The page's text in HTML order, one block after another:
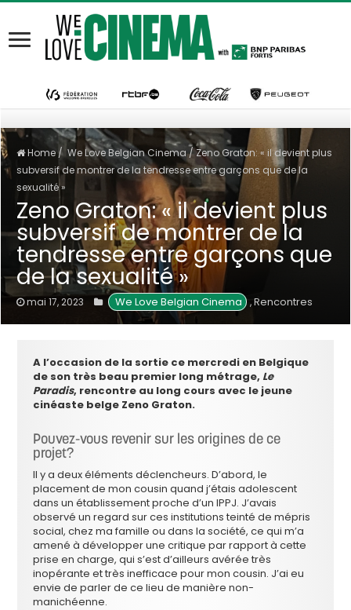
Home/ We Love Belgian Cinema /Zeno Graton: « il devient plus
subversif de montrer de la tendresse entre garçons que de la
sexualité »
Zeno Graton: « il devient plus
subversif de montrer de la
tendresse entre garçons que
de la sexualité »
mai 17, 2023 We Love Belgian Cinema ,Rencontres
A l’occasion de la sortie ce mercredi en Belgique
de son très beau premier long métrage, Le
Paradis, rencontre au long cours avec le jeune
cinéaste belge Zeno Graton.
Pouvez-vous revenir sur les origines de ce
projet?
Il y a deux éléments déclencheurs. D’abord, le
placement de mon cousin quand j’étais adolescent
dans un établissement proche d’un IPPJ. J’avais
observé un regard sur ces institutions teinté de mépris
social, chez ma famille ou dans la société, ce qui m’a
amené à développer une critique par rapport à cette
prise en charge, qui s’est d’ailleurs avérée très
inopérante et très inefficace pour mon cousin. J’ai eu
envie de parler de ce lieu de manière non-
manichéenne.